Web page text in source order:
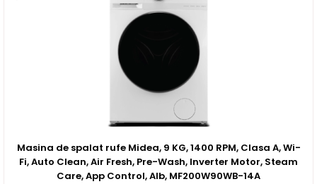
Masina de spalat rufe Midea, 9 KG, 1400 RPM, Clasa A, Wi-
Fi, Auto Clean, Air Fresh, Pre-Wash, Inverter Motor, Steam
Care, App Control, Alb, MF200W90WB-14A